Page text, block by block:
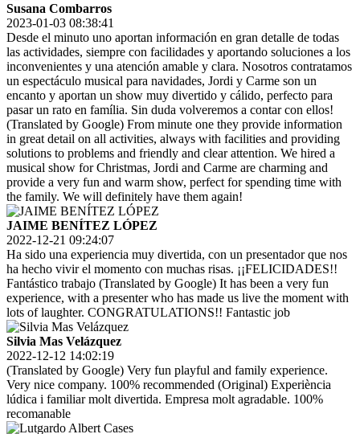
Susana Combarros
2023-01-03 08:38:41
Desde el minuto uno aportan información en gran detalle de todas
las actividades, siempre con facilidades y aportando soluciones a los
inconvenientes y una atención amable y clara. Nosotros contratamos
un espectáculo musical para navidades, Jordi y Carme son un
encanto y aportan un show muy divertido y cálido, perfecto para
pasar un rato en família. Sin duda volveremos a contar con ellos!
(Translated by Google) From minute one they provide information
in great detail on all activities, always with facilities and providing
solutions to problems and friendly and clear attention. We hired a
musical show for Christmas, Jordi and Carme are charming and
provide a very fun and warm show, perfect for spending time with
the family. We will definitely have them again!
JAIME BENÍTEZ LÓPEZ
2022-12-21 09:24:07
Ha sido una experiencia muy divertida, con un presentador que nos
ha hecho vivir el momento con muchas risas. ¡¡FELICIDADES!!
Fantástico trabajo (Translated by Google) It has been a very fun
experience, with a presenter who has made us live the moment with
lots of laughter. CONGRATULATIONS!! Fantastic job
Silvia Mas Velázquez
2022-12-12 14:02:19
(Translated by Google) Very fun playful and family experience.
Very nice company. 100% recommended (Original) Experiència
lúdica i familiar molt divertida. Empresa molt agradable. 100%
recomanable